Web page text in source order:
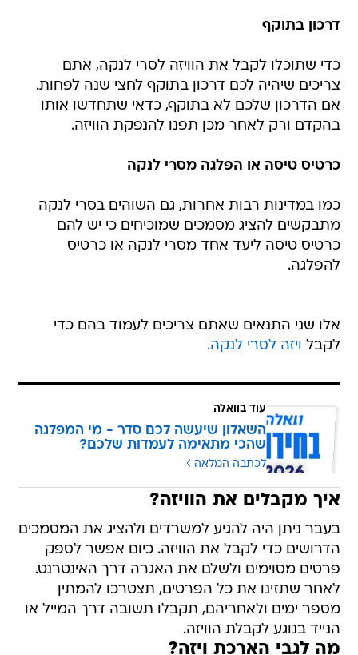
דרכון בתוקף
כדי שתוכלו לקבל את הוויזה לסרי לנקה, אתם
צריכים שיהיה לכם דרכון בתוקף לחצי שנה לפחות.
אם הדרכון שלכם לא בתוקף, כדאי שתחדשו אותו
בהקדם ורק לאחר מכן תפנו להנפקת הוויזה.
כרטיס טיסה או הפלגה מסרי לנקה
כמו במדינות רבות אחרות, גם השוהים בסרי לנקה
מתבקשים להציג מסמכים שמוכיחים כי יש להם
כרטיס טיסה ליעד אחד מסרי לנקה או כרטיס
להפלגה.
אלו שני התנאים שאתם צריכים לעמוד בהם כדי
לקבל ויזה לסרי לנקה.
עוד בוואלה
השאלון שיעשה לכם סדר - מי המפלגה
שהכי מתאימה לעמדות שלכם?
לכתבה המלאה
איך מקבלים את הוויזה?
בעבר ניתן היה להגיע למשרדים ולהציג את המסמכים
הדרושים כדי לקבל את הוויזה. כיום אפשר לספק
פרטים מסוימים ולשלם את האגרה דרך האינטרנט.
לאחר שתזינו את כל הפרטים, תצטרכו להמתין
מספר ימים ולאחריהם, תקבלו תשובה דרך המייל או
הנייד בנוגע לקבלת הוויזה.
מה לגבי הארכת ויזה?